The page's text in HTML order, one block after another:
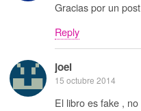
Gracias por un
Reply
joel
15 octubre 2014
El libro es fake ,